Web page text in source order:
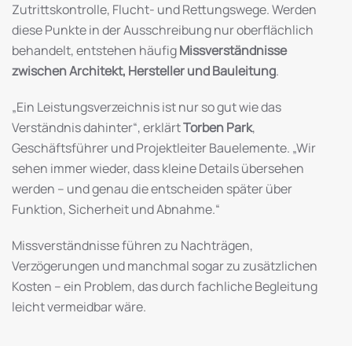
Zutrittskontrolle, Flucht- und Rettungswege. Werden
diese Punkte in der Ausschreibung nur oberflächlich
behandelt, entstehen häufigMissverständnisse
zwischen Architekt, Hersteller und Bauleitung.
„Ein Leistungsverzeichnis ist nur so gut wie das
Verständnis dahinter“, erklärtTorben Park,
Geschäftsführer und Projektleiter Bauelemente. „Wir
sehen immer wieder, dass kleine Details übersehen
werden – und genau die entscheiden später über
Funktion, Sicherheit und Abnahme.“
Missverständnisse führen zu Nachträgen,
Verzögerungen und manchmal sogar zu zusätzlichen
Kosten – ein Problem, das durch fachliche Begleitung
leicht vermeidbar wäre.